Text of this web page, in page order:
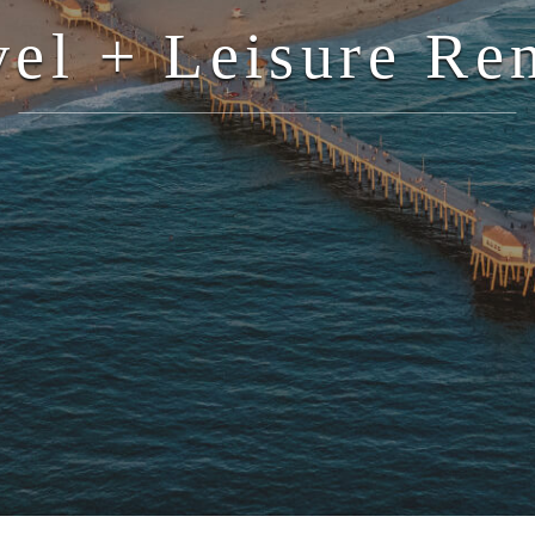
+ Leisure